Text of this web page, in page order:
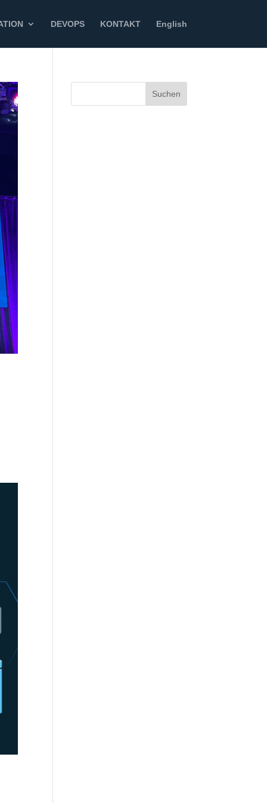
DEVOPS KONTAKT English